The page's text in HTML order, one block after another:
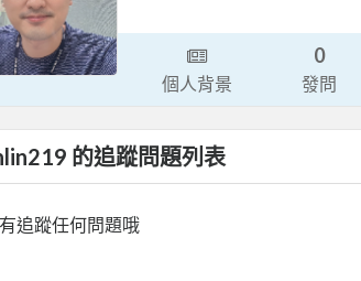
個人背景
0
發問
的追蹤問題列表
追蹤任何問題哦